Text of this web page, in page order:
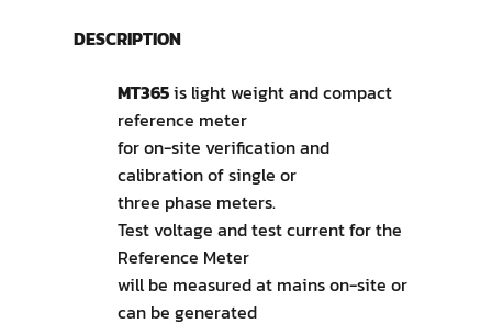
DESCRIPTION
MT365is light weight and compact
reference meter
for on-site verification and
calibration of single or
three phase meters.
Test voltage and test current for the
Reference Meter
will be measured at mains on-site or
can be generated